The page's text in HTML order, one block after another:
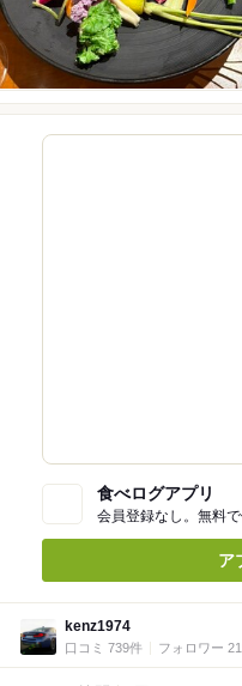
食べログアプリ
会員登録なし。無料
ア
kenz1974
口コミ 739件 フォロワー